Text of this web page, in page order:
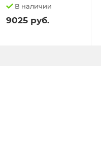
В наличии
9025 руб.